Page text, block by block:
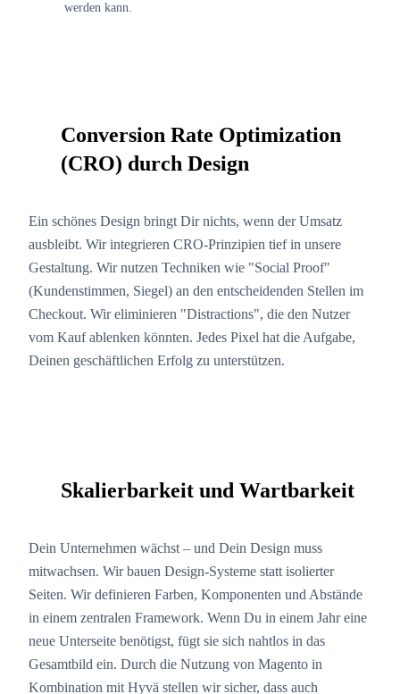
werden kann.
Conversion Rate Optimization
(CRO) durch Design
Ein schönes Design bringt Dir nichts, wenn der Umsatz
ausbleibt. Wir integrieren CRO-Prinzipien tief in unsere
Gestaltung. Wir nutzen Techniken wie "Social Proof"
(Kundenstimmen, Siegel) an den entscheidenden Stellen im
Checkout. Wir eliminieren "Distractions", die den Nutzer
vom Kauf ablenken könnten. Jedes Pixel hat die Aufgabe,
Deinen geschäftlichen Erfolg zu unterstützen.
Skalierbarkeit und Wartbarkeit
Dein Unternehmen wächst – und Dein Design muss
mitwachsen. Wir bauen Design-Systeme statt isolierter
Seiten. Wir definieren Farben, Komponenten und Abstände
in einem zentralen Framework. Wenn Du in einem Jahr eine
neue Unterseite benötigst, fügt sie sich nahtlos in das
Gesamtbild ein. Durch die Nutzung von Magento in
Kombination mit Hyvä stellen wir sicher, dass auch